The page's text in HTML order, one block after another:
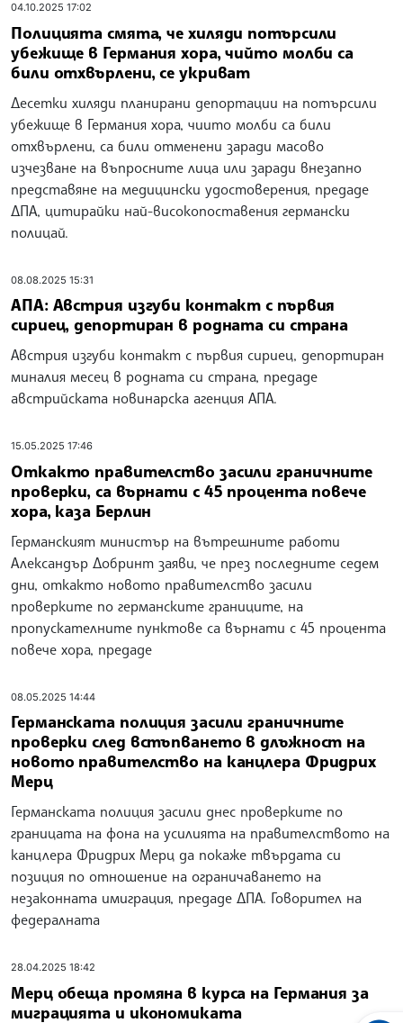
04.10.2025 17:02
Полицията смята, че хиляди потърсили
убежище в Германия хора, чийто молби са
били отхвърлени, се укриват
Десетки хиляди планирани депортации на потърсили
убежище в Германия хора, чиито молби са били
отхвърлени, са били отменени заради масово
изчезване на въпросните лица или заради внезапно
представяне на медицински удостоверения, предаде
ДПА, цитирайки най-високопоставения германски
полицай.
08.08.2025 15:31
АПА: Австрия изгуби контакт с първия
сириец, депортиран в родната си страна
Австрия изгуби контакт с първия сириец, депортиран
миналия месец в родната си страна, предаде
австрийската новинарска агенция АПА.
15.05.2025 17:46
Откакто правителство засили граничните
проверки, са върнати с 45 процента повече
хора, каза Берлин
Германският министър на вътрешните работи
Александър Добринт заяви, че през последните седем
дни, откакто новото правителство засили
проверките по германските границите, на
пропускателните пунктове са върнати с 45 процента
повече хора, предаде
08.05.2025 14:44
Германската полиция засили граничните
проверки след встъпването в длъжност на
новото правителство на канцлера Фридрих
Мерц
Германската полиция засили днес проверките по
границата на фона на усилията на правителството на
канцлера Фридрих Мерц да покаже твърдата си
позиция по отношение на ограничаването на
незаконната имиграция, предаде ДПА. Говорител на
федералната
28.04.2025 18:42
Мерц обеща промяна в курса на Германия за
миграцията и икономиката